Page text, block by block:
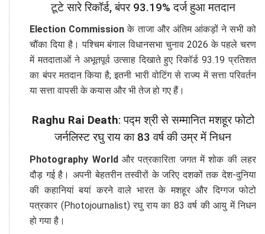
टूटे सारे रिकॉर्ड, बंपर 93.19% दर्ज हुआ मतदान
Election Commission के ताजा और अंतिम आंकड़ों ने सभी को
चौंका दिया है। पश्चिम बंगाल विधानसभा चुनाव 2026 के पहले चरण
में मतदाताओं ने अभूतपूर्व उत्साह दिखाते हुए रिकॉर्ड 93.19 प्रतिशत
का बंपर मतदान किया है; इतनी भारी वोटिंग से राज्य में सत्ता परिवर्तन
या सत्ता वापसी के कयास और भी तेज हो गए हैं।
Raghu Rai Death: पद्म श्री से सम्मानित मशहूर फोटो
जर्नलिस्ट रघु राय का 83 वर्ष की उम्र में निधन
Photography Worldऔर पत्रकारिता जगत में शोक की लहर
दौड़ गई है। अपनी बेहतरीन तस्वीरों के जरिए दशकों तक देश-दुनिया
की कहानियां बयां करने वाले भारत के मशहूर और दिग्गज फोटो
पत्रकार (Photojournalist) रघु राय का 83 वर्ष की आयु में निधन
हो गया है।